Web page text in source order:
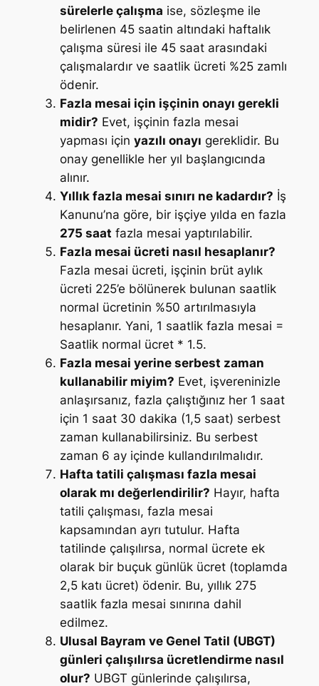
sürelerle çalışma ise, sözleşme ile
belirlenen 45 saatin altındaki haftalık
çalışma süresi ile 45 saat arasındaki
çalışmalardır ve saatlik ücreti %25 zamlı
ödenir.
Fazla mesai için işçinin onayı gerekli
midir? Evet, işçinin fazla mesai
yapması için yazılı onayı gereklidir. Bu
onay genellikle her yıl başlangıcında
alınır.
Yıllık fazla mesai sınırı ne kadardır? İş
Kanunu’na göre, bir işçiye yılda en fazla
275 saat fazla mesai yaptırılabilir.
Fazla mesai ücreti nasıl hesaplanır?
Fazla mesai ücreti, işçinin brüt aylık
ücreti 225’e bölünerek bulunan saatlik
normal ücretinin %50 artırılmasıyla
hesaplanır. Yani, 1 saatlik fazla mesai =
Saatlik normal ücret * 1.5.
Fazla mesai yerine serbest zaman
kullanabilir miyim? Evet, işvereninizle
anlaşırsanız, fazla çalıştığınız her 1 saat
için 1 saat 30 dakika (1,5 saat) serbest
zaman kullanabilirsiniz. Bu serbest
zaman 6 ay içinde kullandırılmalıdır.
Hafta tatili çalışması fazla mesai
olarak mı değerlendirilir? Hayır, hafta
tatili çalışması, fazla mesai
kapsamından ayrı tutulur. Hafta
tatilinde çalışılırsa, normal ücrete ek
olarak bir buçuk günlük ücret (toplamda
2,5 katı ücret) ödenir. Bu, yıllık 275
saatlik fazla mesai sınırına dahil
edilmez.
Ulusal Bayram ve Genel Tatil (UBGT)
günleri çalışılırsa ücretlendirme nasıl
olur? UBGT günlerinde çalışılırsa,